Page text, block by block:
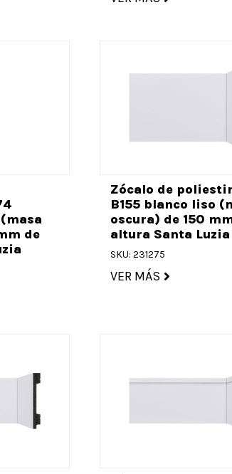
de
Zócalo de
B155 blanco liso
oscura) de 150
altura Santa Luzia
SKU: 231275
VER MÁS